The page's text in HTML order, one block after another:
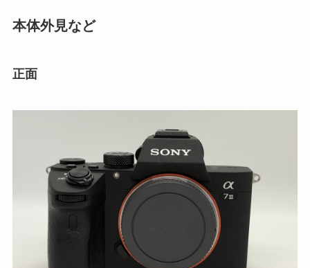
本体外見など
正面